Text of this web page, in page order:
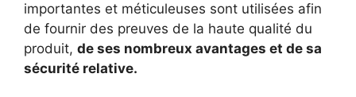
importantes et méticuleuses sont utilisées afin
de fournir des preuves de la haute qualité du
produit, de ses nombreux avantages et de sa
sécurité relative.